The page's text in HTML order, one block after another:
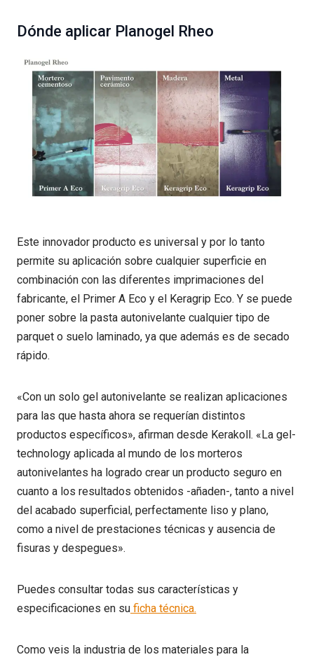
Dónde aplicar Planogel Rheo
Este innovador producto es universal y por lo tanto
permite su aplicación sobre cualquier superficie en
combinación con las diferentes imprimaciones del
fabricante, el Primer A Eco y el Keragrip Eco. Y se puede
poner sobre la pasta autonivelante cualquier tipo de
parquet o suelo laminado, ya que además es de secado
rápido.
«Con un solo gel autonivelante se realizan aplicaciones
para las que hasta ahora se requerían distintos
productos específicos», afirman desde Kerakoll. «La gel-
technology aplicada al mundo de los morteros
autonivelantes ha logrado crear un producto seguro en
cuanto a los resultados obtenidos -añaden-, tanto a nivel
del acabado superficial, perfectamente liso y plano,
como a nivel de prestaciones técnicas y ausencia de
fisuras y despegues».
Puedes consultar todas sus características y
especificaciones en su ficha técnica.
Como veis la industria de los materiales para la